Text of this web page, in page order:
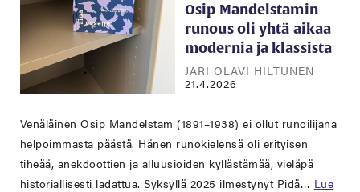
Osip Mandelstamin
runous oli yhtä aikaa
modernia ja klassista
JARI OLAVI HILTUNEN
21.4.2026
Venäläinen Osip Mandelstam (1891–1938) ei ollut runoilijana
helpoimmasta päästä. Hänen runokielensä oli erityisen
tiheää, anekdoottien ja alluusioiden kyllästämää, vieläpä
historiallisesti ladattua. Syksyllä 2025 ilmestynyt Pidä… Lue